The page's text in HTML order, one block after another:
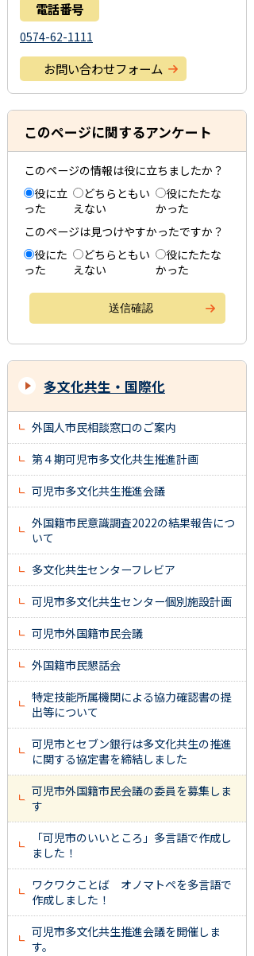
電話番号
0574-62-1111
お問い合わせフォーム
このページに関するアンケート
このページの情報は役に立ちましたか？
役に立
った
どちらともい
えない
役にたたな
かった
このページは見つけやすかったですか？
役にた
った
どちらともい
えない
役にたたな
かった
多文化共生・国際化
外国人市民相談窓口のご案内
第４期可児市多文化共生推進計画
可児市多文化共生推進会議
外国籍市民意識調査2022の結果報告につ
いて
多文化共生センターフレビア
可児市多文化共生センター個別施設計画
可児市外国籍市民会議
外国籍市民懇話会
特定技能所属機関による協力確認書の提
出等について
可児市とセブン銀行は多文化共生の推進
に関する協定書を締結しました
可児市外国籍市民会議の委員を募集しま
す
「可児市のいいところ」多言語で作成し
ました！
ワクワクことば オノマトペを多言語で
作成しました！
可児市多文化共生推進会議を開催しま
す。